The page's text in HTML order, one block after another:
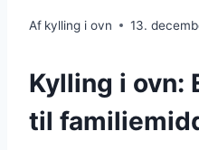
Af kylling i ovn 13.
Kylling i ovn:
til